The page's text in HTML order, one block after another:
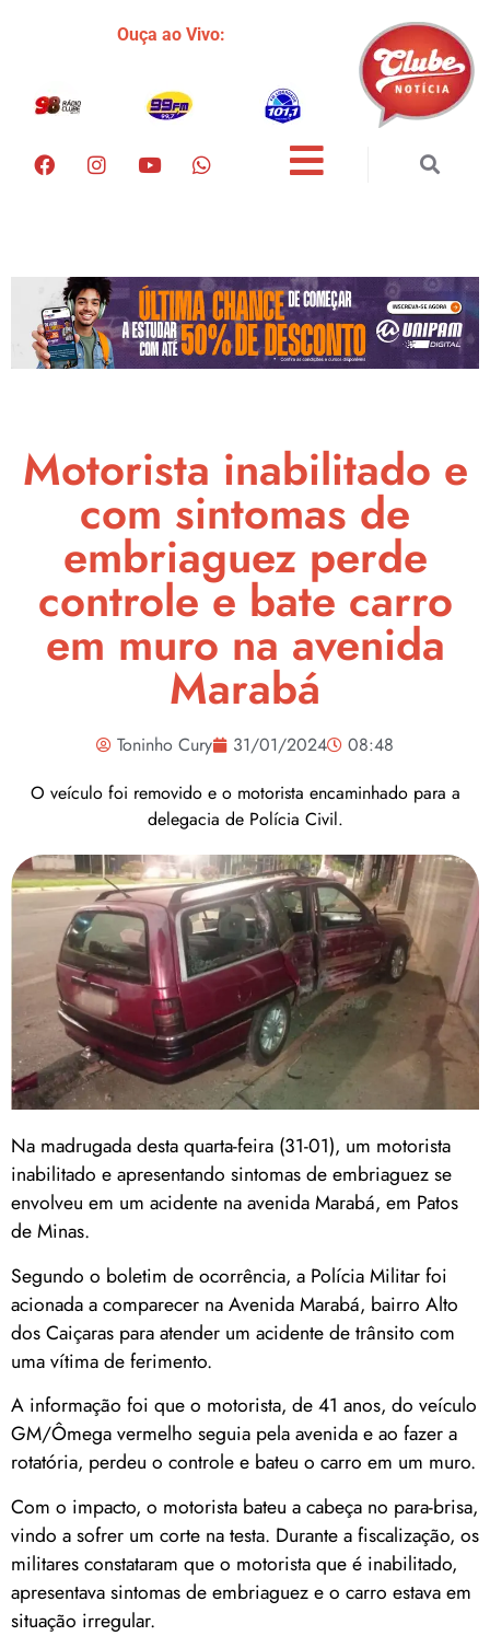
Ouça ao Vivo:
Motorista inabilitado e
com sintomas de
embriaguez perde
controle e bate carro
em muro na avenida
Marabá
Toninho Cury 31/01/2024
08:48
O veículo foi removido e o motorista encaminhado para a
delegacia de Polícia Civil.
Na madrugada desta quarta-feira (31-01), um motorista
inabilitado e apresentando sintomas de embriaguez se
envolveu em um acidente na avenida Marabá, em Patos
de Minas.
Segundo o boletim de ocorrência, a Polícia Militar foi
acionada a comparecer na Avenida Marabá, bairro Alto
dos Caiçaras para atender um acidente de trânsito com
uma vítima de ferimento.
A informação foi que o motorista, de 41 anos, do veículo
GM/Ômega vermelho seguia pela avenida e ao fazer a
rotatória, perdeu o controle e bateu o carro em um muro.
Com o impacto, o motorista bateu a cabeça no para-brisa,
vindo a sofrer um corte na testa. Durante a fiscalização, os
militares constataram que o motorista que é inabilitado,
apresentava sintomas de embriaguez e o carro estava em
situação irregular.